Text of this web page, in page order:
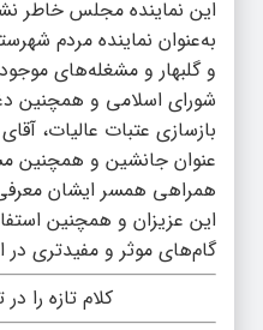
این نماینده مجلس خاطر
به‌عنوان نماینده مردم
و گلبهار و مشغله‌های
شورای اسلامی و همچنین
بازسازی عتبات عالیات،
عنوان جانشین و همچنین
همراهی همسر ایشان معرفی
این عزیزان و همچنین
گام‌های موثر و مفیدتری
کلام تازه را